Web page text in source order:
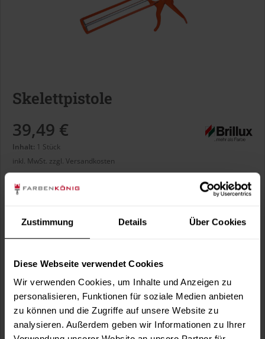
Zustimmung Details Über Cookies
Diese Webseite verwendet Cookies
Wir verwenden Cookies, um Inhalte und Anzeigen zu
personalisieren, Funktionen für soziale Medien anbieten
zu können und die Zugriffe auf unsere Website zu
analysieren. Außerdem geben wir Informationen zu Ihrer
Skelettpistole
39,49 €
Inhalt: 1 Stück
inkl. MwSt. zzgl. Versandkosten
Merken Fragen zum Artikel?
Artikel-Nr.: BX1532
Sie möchten eine größere Menge kaufen